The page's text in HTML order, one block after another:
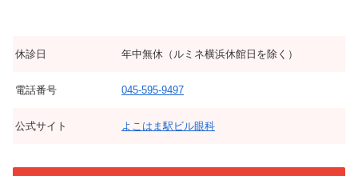
休診日 年中無休（ルミネ横浜休館日を除く）
電話番号 045-595-9497
公式サイト よこはま駅ビル眼科